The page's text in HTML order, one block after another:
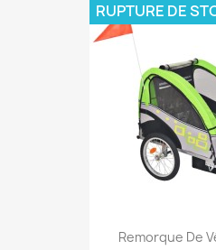
Remorque De
RUPTURE DE